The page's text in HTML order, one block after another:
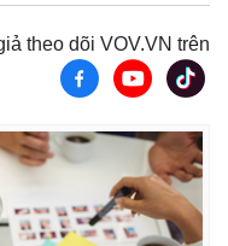
khoán
cà phê
theo dõi VOV.VN trên